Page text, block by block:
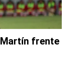
frente